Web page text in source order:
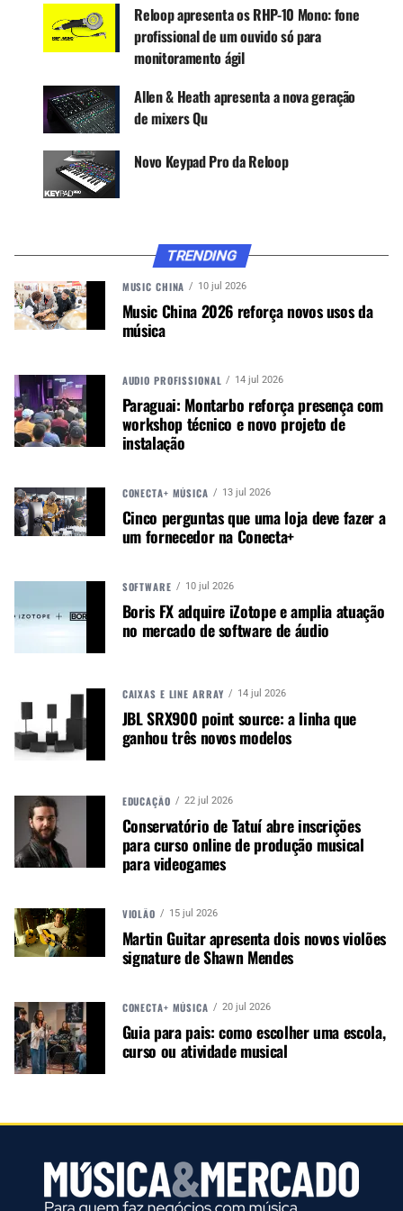
CONEXÕES
ORMX-95também se destaca em termos de
linha e duas de phono estão disponíveis nos
quatro canais de entrada. O canal de microfone
separado possui duas conexões de microfone (1x
jack, 1 x jack/jack combinado XLR) e uma entrada
Aux adicional. A saída principal oferece conexões
cabine possui duas conexões de jack para
operação estéreo. No entanto, também pode ser
usado no modo mono. Um dispositivo de
gravação pode ser conectado ao Rec Out via
Por último, mas não menos importante, este mixer
de DJ possui dois conectores de fone de ouvido.
INTERFACE DE ÁUDIO USB DUPLA
As dez entradas e saídas da interface USB 2.0
fornecem qualidade de som de 24 bits. As duas
portas USB permitem transições entre os DJs e o
USB adicionais.
CONTINUE ACOMPANHANDO
WhatsApp e no Google News.
Canal WhatsApp
Google News
Mais detalhes aqui.
Autor:Redação M&M
promover e divulgar o mercado e
indústria de áudio profissional,
iluminação e instrumentos
Reloop apresenta os RHP-10 Mono: fone
profissional de um ouvido só para
monitoramento ágil
Allen & Heath apresenta a nova geração
de mixers Qu
Novo Keypad Pro da Reloop
TRENDING
MUSIC CHINA 10 jul 2026
Music China 2026 reforça novos usos da
música
AUDIO PROFISSIONAL 14 jul 2026
Paraguai: Montarbo reforça presença com
workshop técnico e novo projeto de
instalação
CONECTA+ MÚSICA 13 jul 2026
Cinco perguntas que uma loja deve fazer a
um fornecedor na Conecta+
SOFTWARE 10 jul 2026
Boris FX adquire iZotope e amplia atuação
no mercado de software de áudio
CAIXAS E LINE ARRAY 14 jul 2026
JBL SRX900 point source: a linha que
ganhou três novos modelos
EDUCAÇÃO 22 jul 2026
Conservatório de Tatuí abre inscrições
para curso online de produção musical
para videogames
VIOLÃO 15 jul 2026
Martin Guitar apresenta dois novos violões
signature de Shawn Mendes
CONECTA+ MÚSICA 20 jul 2026
Guia para pais: como escolher uma escola,
curso ou atividade musical